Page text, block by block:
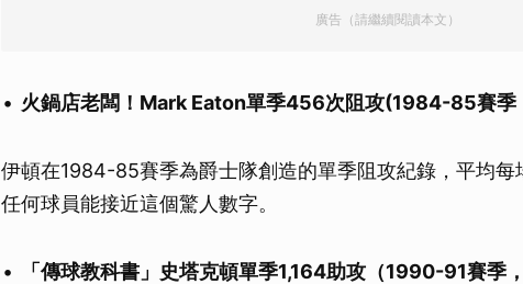
廣告（請繼續閱讀本文）
火鍋店老闆！Mark Eaton單季456次阻攻(1984-85賽季
伊頓在1984-85賽季為爵士隊創造的單季阻攻紀錄，平均
任何球員能接近這個驚人數字。
「傳球教科書」史塔克頓單季1,164助攻（1990-91賽季